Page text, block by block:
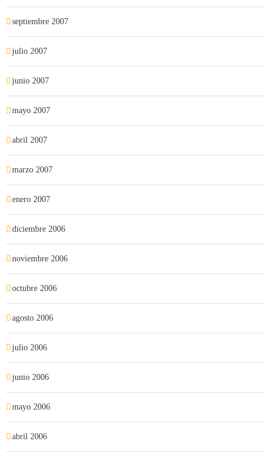
septiembre 2007
julio 2007
junio 2007
mayo 2007
abril 2007
marzo 2007
enero 2007
diciembre 2006
noviembre 2006
octubre 2006
agosto 2006
julio 2006
junio 2006
mayo 2006
abril 2006